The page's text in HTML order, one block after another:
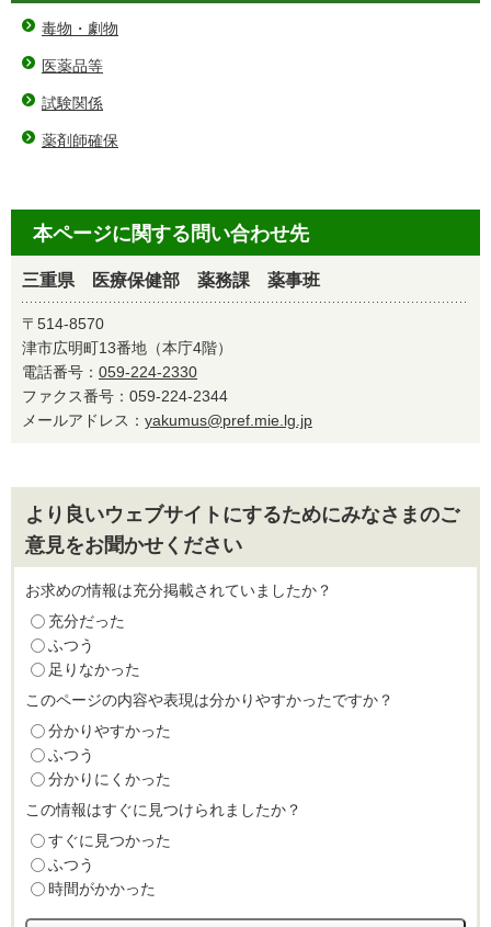
毒物・劇物
医薬品等
試験関係
薬剤師確保
本ページに関する問い合わせ先
三重県 医療保健部 薬務課 薬事班
〒514-8570
津市広明町13番地（本庁4階）
電話番号： 059-224-2330
ファクス番号：059-224-2344
メールアドレス： yakumus@pref.mie.lg.jp
より良いウェブサイトにするためにみなさまのご
意見をお聞かせください
お求めの情報は充分掲載されていましたか？
充分だった
ふつう
足りなかった
このページの内容や表現は分かりやすかったですか？
分かりやすかった
ふつう
分かりにくかった
この情報はすぐに見つけられましたか？
すぐに見つかった
ふつう
時間がかかった